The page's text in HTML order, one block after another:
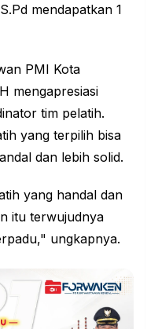
mendapatkan 1
PMI Kota
mengapresiasi
tim pelatih.
yang terpilih bisa
dan lebih solid.
yang handal dan
itu terwujudnya
ungkapnya.